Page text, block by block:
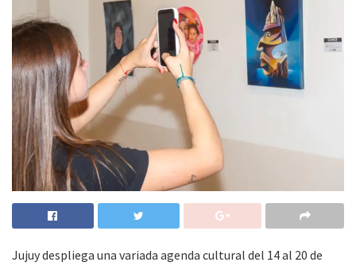
Jujuy despliega una variada agenda cultural del 14 al 20 de